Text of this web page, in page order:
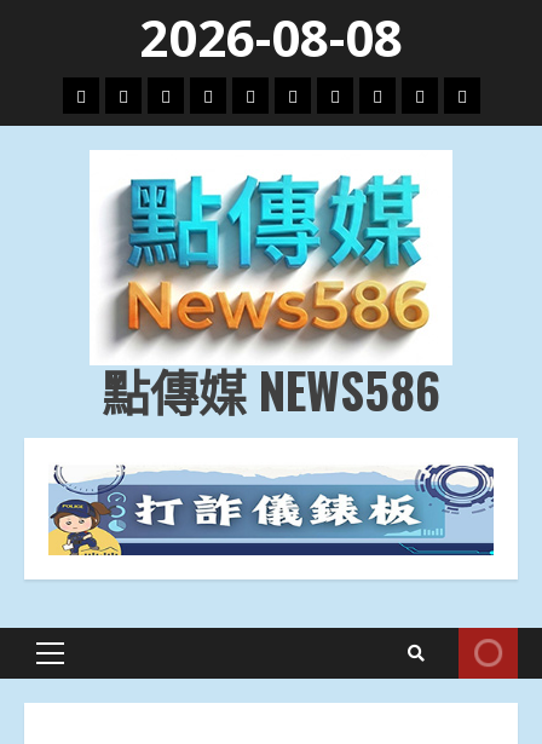
content
2026-08-08
頭
條
財
經
地
方.
會
文
教.
技
專
題
娛
樂
劇
政
治
國
際
運
動
生
活
點傳媒 NEWS586
Primary